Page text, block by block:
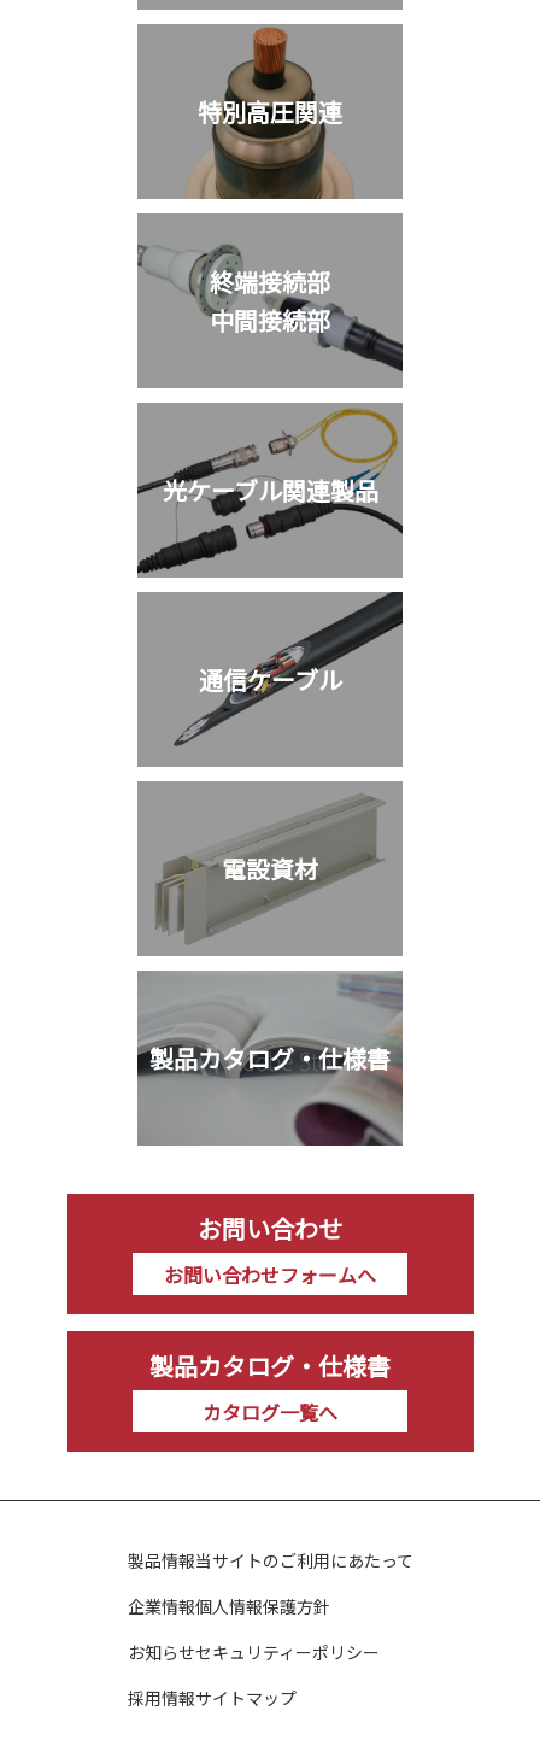
特別高圧関連
終端接続部
中間接続部
光ケーブル関連製品
通信ケーブル
電設資材
製品カタログ・仕様書
お問い合わせ
お問い合わせフォームへ
製品カタログ・仕様書
カタログ一覧へ
製品情報
企業情報
お知らせ
採用情報
当サイトのご利用にあたって
個人情報保護方針
セキュリティーポリシー
サイトマップ